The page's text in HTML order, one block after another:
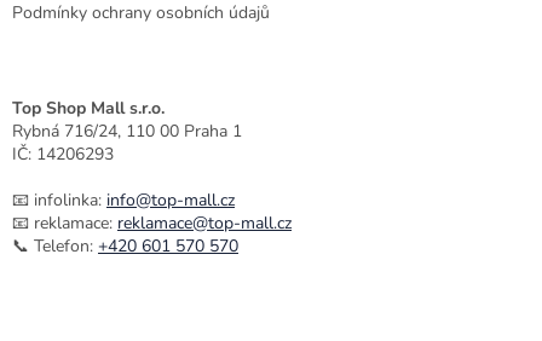
Podmínky ochrany osobních údajů
Top Shop Mall s.r.o.
Rybná 716/24, 110 00 Praha 1
IČ: 14206293
📧 infolinka: info@top-mall.cz
📧 reklamace: reklamace@top-mall.cz
📞 Telefon: +420 601 570 570